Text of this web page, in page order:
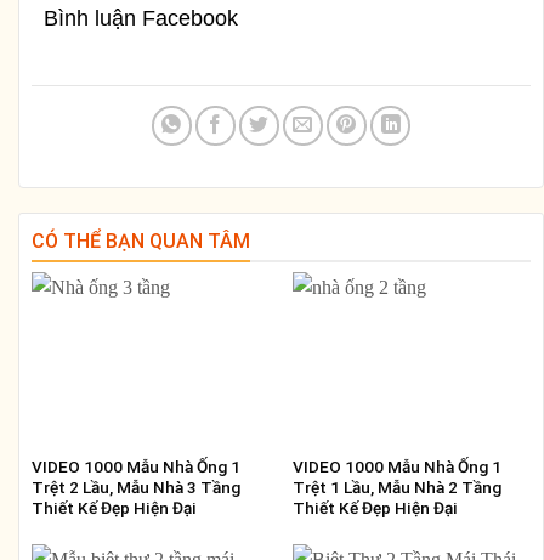
Bình luận Facebook
CÓ THỂ BẠN QUAN TÂM
VIDEO 1000 Mẫu Nhà Ống 1
Trệt 2 Lầu, Mẫu Nhà 3 Tầng
Thiết Kế Đẹp Hiện Đại
VIDEO 1000 Mẫu Nhà Ống 1
Trệt 1 Lầu, Mẫu Nhà 2 Tầng
Thiết Kế Đẹp Hiện Đại